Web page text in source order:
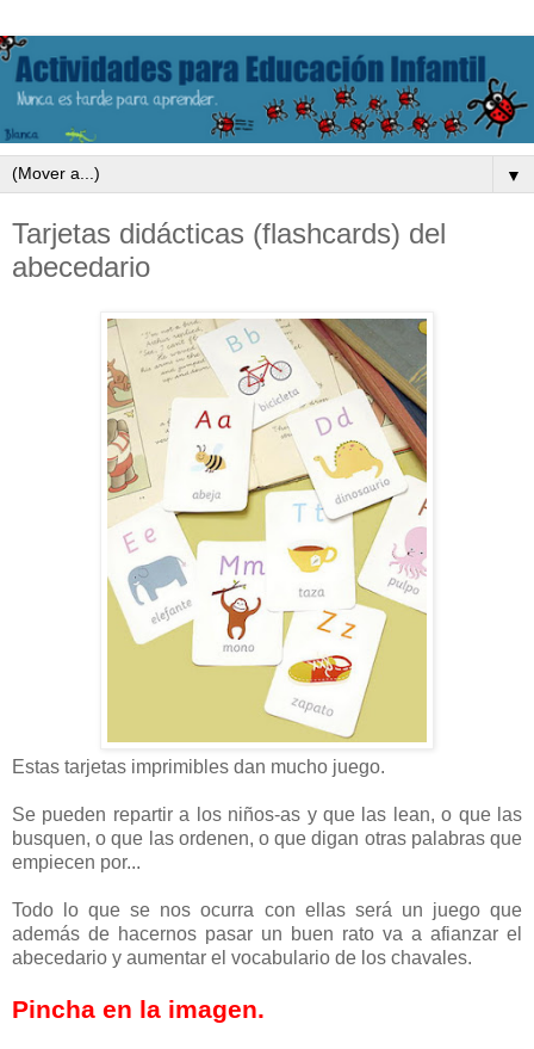
▼
Tarjetas didácticas (flashcards) del
abecedario
Estas tarjetas imprimibles dan mucho juego.
Se pueden repartir a los niños-as y que las lean, o que las
busquen, o que las ordenen, o que digan otras palabras que
empiecen por...
Todo lo que se nos ocurra con ellas será un juego que
además de hacernos pasar un buen rato va a afianzar el
abecedario y aumentar el vocabulario de los chavales.
Pincha en la imagen.